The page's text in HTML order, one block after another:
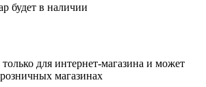
будет в наличии
для интернет-магазина и может
магазинах